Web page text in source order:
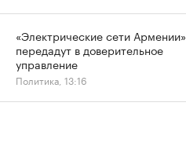
«Электрические сети Армении»
передадут в доверительное
управление
Политика, 13:16